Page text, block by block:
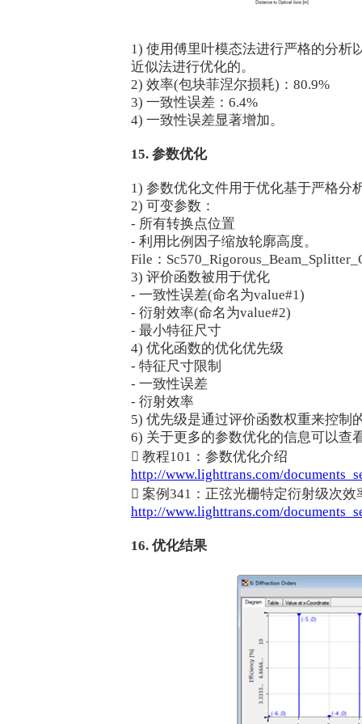
1) 使用傅里叶模态法进行严格的分析
近似法进行优化的。
2) 效率(包块菲涅尔损耗)：80.9%
3) 一致性误差：6.4%
4) 一致性误差显著增加。
15. 参数优化
1) 参数优化文件用于优化基于严格分
2) 可变参数：
- 所有转换点位置
- 利用比例因子缩放轮廓高度。
File：
3) 评价函数被用于优化
- 一致性误差(命名为value#1)
- 衍射效率(命名为value#2)
- 最小特征尺寸
4) 优化函数的优化优先级
- 特征尺寸限制
- 一致性误差
- 衍射效率
5) 优先级是通过评价函数权重来控制
6) 关于更多的参数优化的信息可以查
 教程101：参数优化介绍
http://www.lighttrans.com/
 案例341：正弦光栅特定衍射级次效
http://www.lighttrans.com/
16. 优化结果